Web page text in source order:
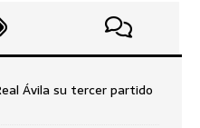
Ávila su tercer partido